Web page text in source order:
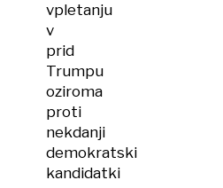
vpletanju
v
prid
Trumpu
oziroma
proti
nekdanji
demokratski
kandidatki